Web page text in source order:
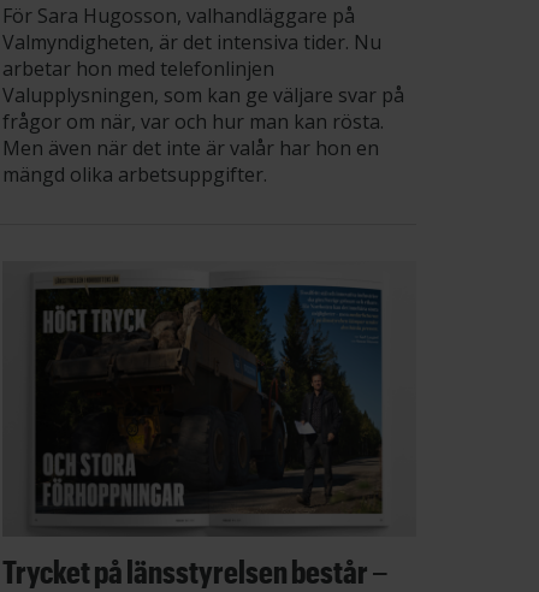
För Sara Hugosson, valhandläggare på
Valmyndigheten, är det intensiva tider. Nu
arbetar hon med telefonlinjen
Valupplysningen, som kan ge väljare svar på
frågor om när, var och hur man kan rösta.
Men även när det inte är valår har hon en
mängd olika arbetsuppgifter.
Trycket på länsstyrelsen består –